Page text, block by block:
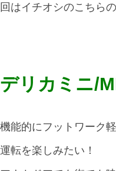
回はイチオシのこちら
デリカミニ/
機能的にフットワーク
運転を楽しみたい！